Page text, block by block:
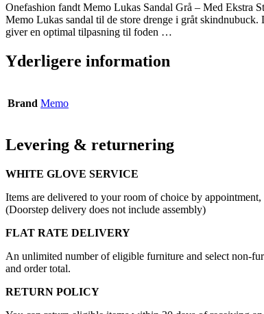
Onefashion fandt Memo Lukas Sandal Grå – Med Ekstra
Memo Lukas sandal til de store drenge i gråt
giver en optimal tilpasning til foden …
Yderligere information
Brand Memo
Levering & returnering
WHITE GLOVE SERVICE
Items are delivered to your room of choice by
(Doorstep delivery does not include assembly)
FLAT RATE DELIVERY
An unlimited number of eligible furniture and select non-
and order total.
RETURN POLICY